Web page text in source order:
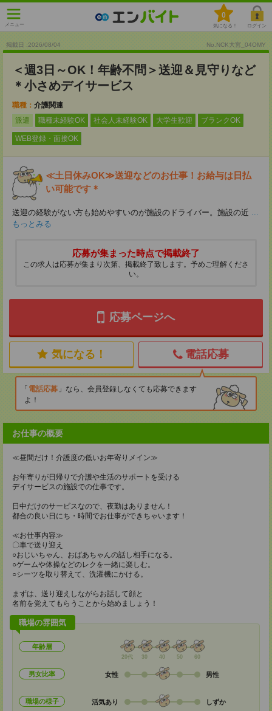
メニュー
0
気になる！ ログイン
掲載日 :2026/08/04 No.NCK大宮_04OMY
＜週3日～OK！年齢不問＞送迎＆見守りなど
＊小さめデイサービス
職種： 介護関連
派遣
職種未経験OK 社会人未経験OK 大学生歓迎 ブランクOK
WEB登録・面接OK
≪土日休みOK≫送迎などのお仕事！お給与は日払
い可能です＊
送迎の経験がない方も始めやすいのが施設のドライバー。施設の近 ...
もっとみる
応募が集まった時点で掲載終了
この求人は応募が集まり次第、掲載終了致します。予めご理解くださ
い。
応募ページへ
気になる！ 電話応募
電話応募
なら、会員登録しなくても応募できます
よ！
お仕事の概要
≪昼間だけ！介護度の低いお年寄りメイン≫
お年寄りが日帰りで介護や生活のサポートを受ける
デイサービスの施設での仕事です。
日中だけのサービスなので、夜勤はありません！
都合の良い日にち・時間でお仕事ができちゃいます！
≪お仕事内容≫
〇車で送り迎え
○おじいちゃん、おばあちゃんの話し相手になる。
○ゲームや体操などのレクを一緒に楽しむ。
○シーツを取り替えて、洗濯機にかける。
まずは、送り迎えしながらお話して顔と
名前を覚えてもらうことから始めましょう！
職場の雰囲気
年齢層
20代 30 40 50 60
男女比率 女性 男性
職場の様子 活気あり しずか